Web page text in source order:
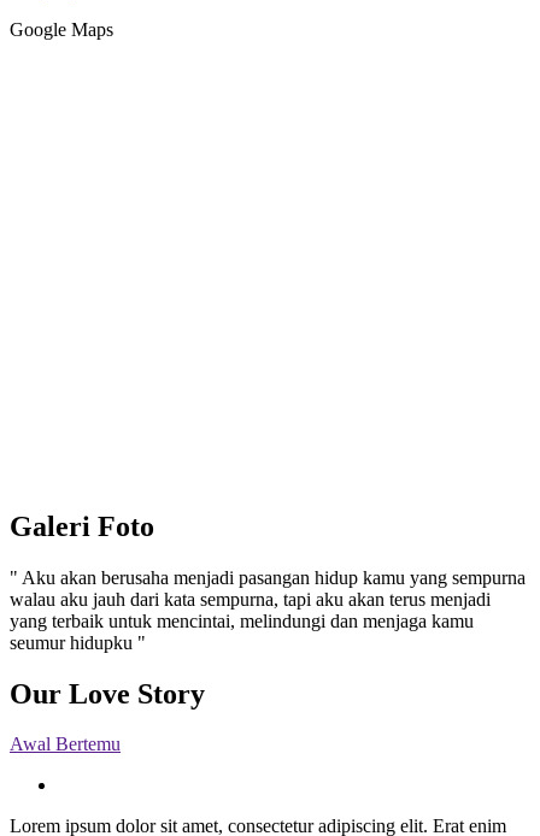
Google Maps
Galeri Foto
" Aku akan berusaha menjadi pasangan hidup kamu yang sempurna
walau aku jauh dari kata sempurna, tapi aku akan terus menjadi
yang terbaik untuk mencintai, melindungi dan menjaga kamu
seumur hidupku "
Our Love Story
Awal Bertemu
Lorem ipsum dolor sit amet, consectetur adipiscing elit. Erat enim